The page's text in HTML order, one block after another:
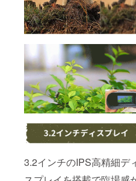
3.2インチのIPS高精細デ